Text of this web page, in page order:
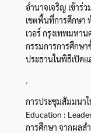
อำนาจเจริญ เข้าร่
เขตพื้นที่การศึกษา
เวอร์ กรุงเทพมหา
กรรมการการศึกษา
ประธานในพิธีเปิด
.
การประชุมสัมมนา
Education :
การศึกษา จากผลส